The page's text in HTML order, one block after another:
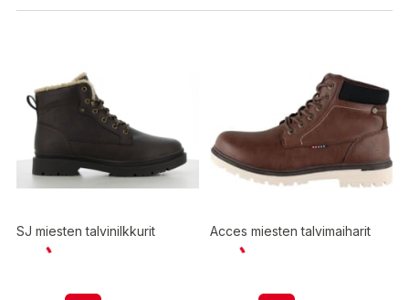
SJ miesten talvinilkkurit Acces miesten talvimaiharit